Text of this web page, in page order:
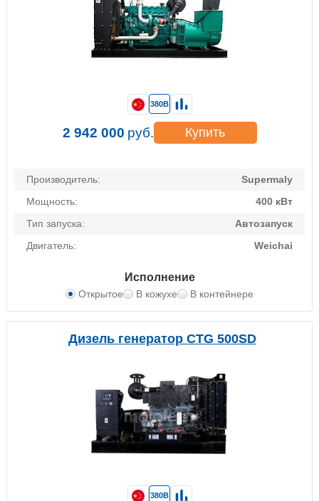
Производитель:
Supermaly
Мощность:
400 кВт
Тип запуска:
Автозапуск
Двигатель:
Weichai
Исполнение
Открытое В кожухе В контейнере
380В
2 942 000 руб. Купить
Дизель генератор CTG 500SD
380В